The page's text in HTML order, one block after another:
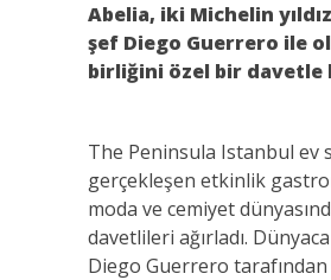
Abelia, iki Michelin yıldı
şef Diego Guerrero ile
birliğini özel bir davetle
The Peninsula Istanbul ev
gerçekleşen etkinlik
moda ve cemiyet
davetlileri ağırladı.
Diego Guerrero tarafından